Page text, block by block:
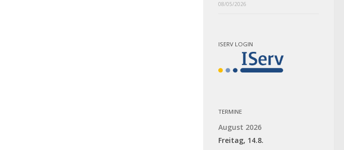
08/05/2026
ISERV LOGIN
TERMINE
August 2026
Freitag, 14.8.